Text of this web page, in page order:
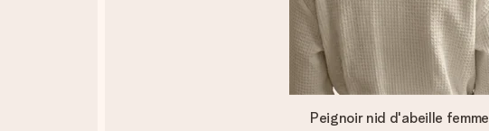
Peignoir nid d'abeille femme